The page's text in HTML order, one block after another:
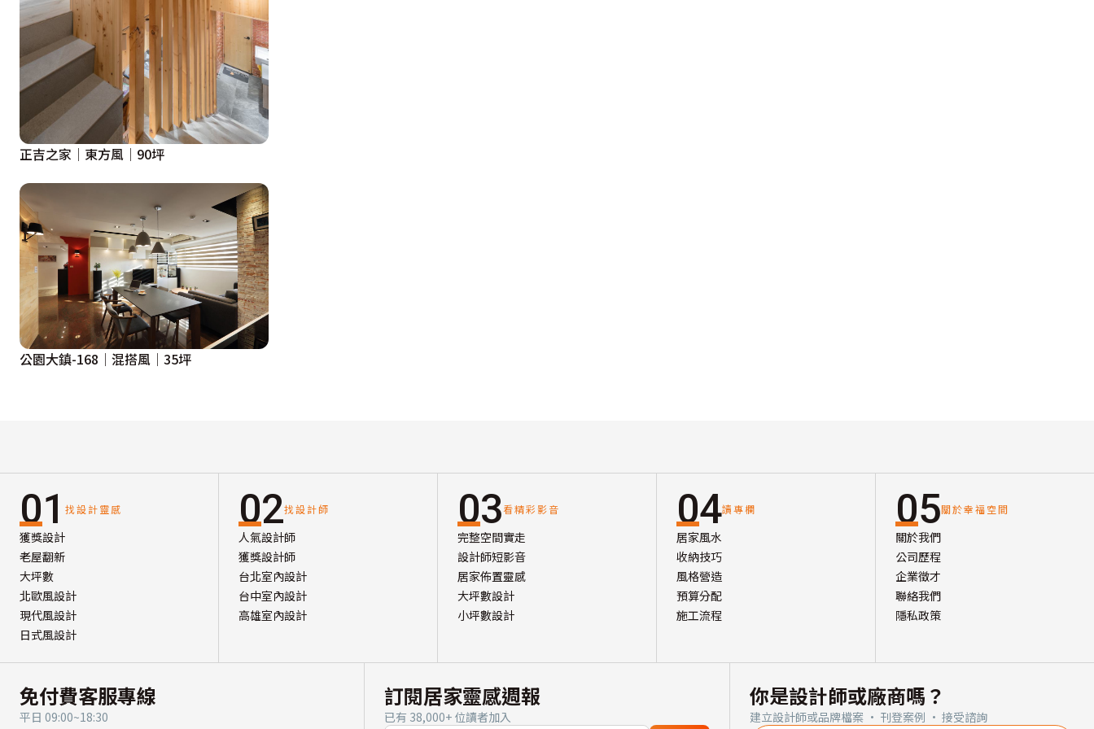
正吉之家│東方風│90坪
公園大鎮-168│混搭風│35坪
01 找設計靈感
獲獎設計
老屋翻新
大坪數
北歐風設計
現代風設計
日式風設計
02找設計師
人氣設計師
獲獎設計師
台北室內設計
台中室內設計
高雄室內設計
03看精彩影音
完整空間實走
設計師短影音
居家佈置靈感
大坪數設計
小坪數設計
04讀專欄
居家風水
收納技巧
風格營造
預算分配
施工流程
05關於幸福空間
關於我們
公司歷程
企業徵才
聯絡我們
隱私政策
免付費客服專線
平日 09:00~18:30
訂閱居家靈感週報
已有 38,000+ 位讀者加入
你是設計師或廠商嗎？
建立設計師或品牌檔案 · 刊登案例 · 接受諮詢